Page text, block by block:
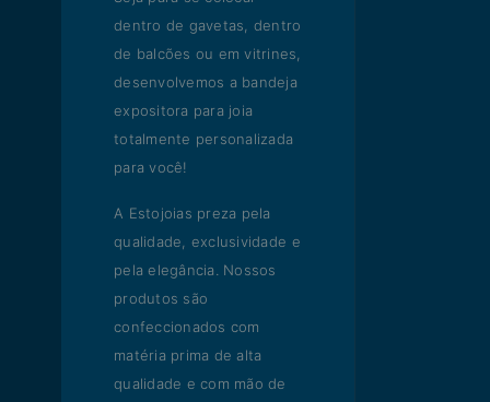
dentro de gavetas, dentro
de balcões ou em vitrines,
desenvolvemos a bandeja
expositora para joia
totalmente personalizada
para você!
A Estojoias preza pela
qualidade, exclusividade e
pela elegância. Nossos
produtos são
confeccionados com
matéria prima de alta
qualidade e com mão de